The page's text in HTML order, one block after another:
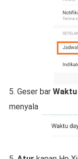
5. Geser bar
menyala